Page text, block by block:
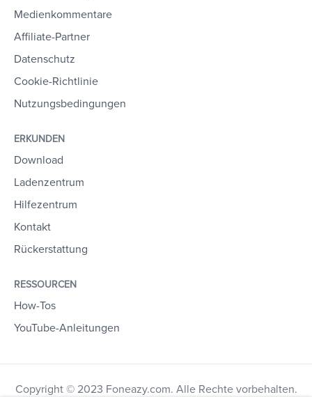
Medienkommentare
Affiliate-Partner
Datenschutz
Cookie-Richtlinie
Nutzungsbedingungen
ERKUNDEN
Download
Ladenzentrum
Hilfezentrum
Kontakt
Rückerstattung
RESSOURCEN
How-Tos
YouTube-Anleitungen
Copyright © 2023 Foneazy.com. Alle Rechte vorbehalten.